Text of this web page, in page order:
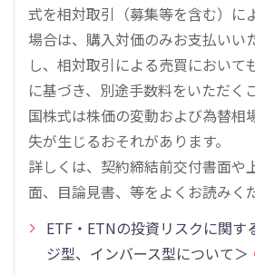
式を相対取引（募集等を含む）に
場合は、購入対価のみお支払いい
し、相対取引による売買において
に基づき、別途手数料をいただく
国株式は株価の変動および為替相
失が生じるおそれがあります。
詳しくは、契約締結前交付書面や
面、目論見書、等をよくお読みく
ETF・ETNの投資リスクに関す
ジ型、インバース型について＞